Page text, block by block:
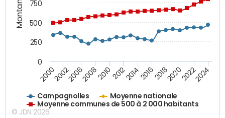
Campagnolles
Moyenne nationale
Moyenne communes de 500 à 2 000 habitants
200020022006200820102012201420162018202020222024
0
250
500
750
© JDN 2026